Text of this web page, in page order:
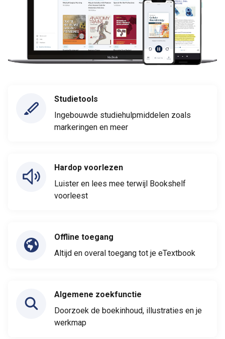
Studietools
Ingebouwde studiehulpmiddelen zoals
markeringen en meer
Hardop voorlezen
Luister en lees mee terwijl Bookshelf
voorleest
Offline toegang
Altijd en overal toegang tot je eTextbook
Algemene zoekfunctie
Doorzoek de boekinhoud, illustraties en je
werkmap